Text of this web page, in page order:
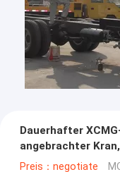
Dauerhafter
angebrachter
Preis：negotiate